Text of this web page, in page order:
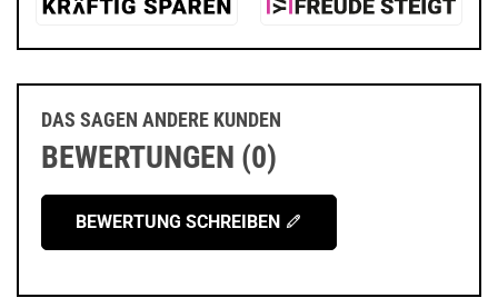
DAS SAGEN ANDERE KUNDEN
BEWERTUNGEN (0)
BEWERTUNG SCHREIBEN